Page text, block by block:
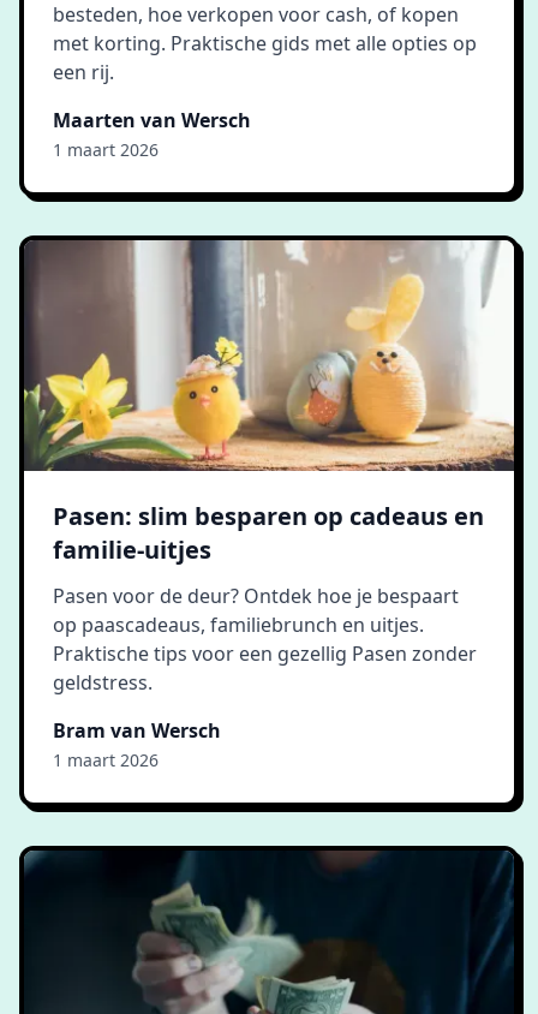
besteden, hoe verkopen voor cash, of kopen
met korting. Praktische gids met alle opties op
een rij.
Maarten van Wersch
1 maart 2026
Pasen: slim besparen op cadeaus en
familie-uitjes
Pasen voor de deur? Ontdek hoe je bespaart
op paascadeaus, familiebrunch en uitjes.
Praktische tips voor een gezellig Pasen zonder
geldstress.
Bram van Wersch
1 maart 2026